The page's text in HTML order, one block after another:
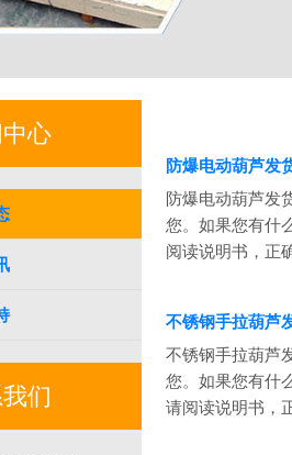
心
们
防爆电动葫芦发
防爆电动葫芦发
您。如果您有什
阅读说明书，正
不锈钢手拉葫芦
不锈钢手拉葫芦
您。如果您有什
请阅读说明书，